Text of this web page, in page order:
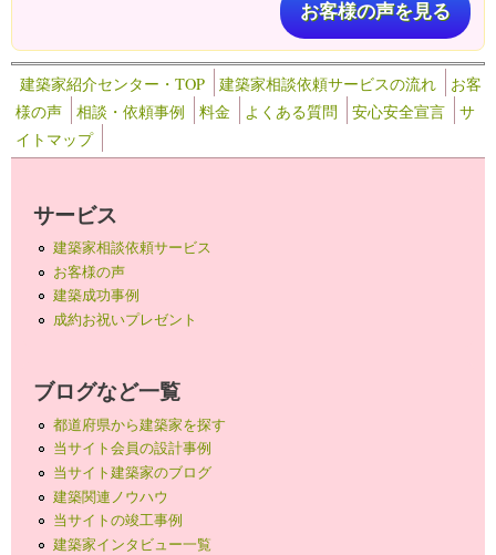
お客様の声を見る
建築家紹介センター・TOP 建築家相談依頼サービスの流れ
お客
様の声
相談・依頼事例 料金 よくある質問 安心安全宣言
サ
イトマップ
サービス
建築家相談依頼サービス
お客様の声
建築成功事例
成約お祝いプレゼント
ブログなど一覧
都道府県から建築家を探す
当サイト会員の設計事例
当サイト建築家のブログ
建築関連ノウハウ
当サイトの竣工事例
建築家インタビュー一覧